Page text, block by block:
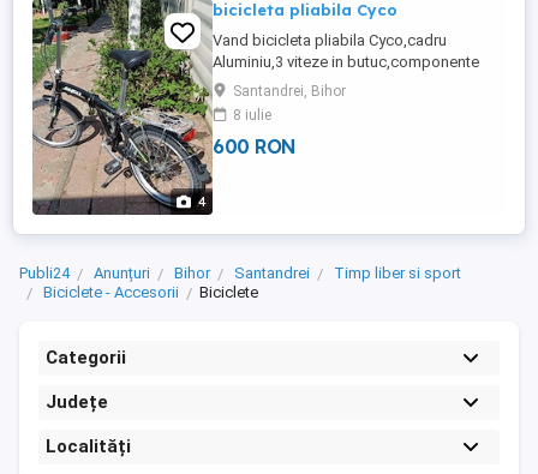
4
bicicleta pliabila Cyco
Vand bicicleta pliabila Cyco,cadru
Aluminiu,3 viteze in butuc,componente
Shimano Deore,roti 20 inch,cauciucuri
aproape noi,complet echipata,stare
perfecta.
Santandrei, Bihor
8 iulie
600 RON
Publi24 Anunțuri Bihor Santandrei
Timp liber si sport
Biciclete - Accesorii
Biciclete
Categorii
Județe
Localități